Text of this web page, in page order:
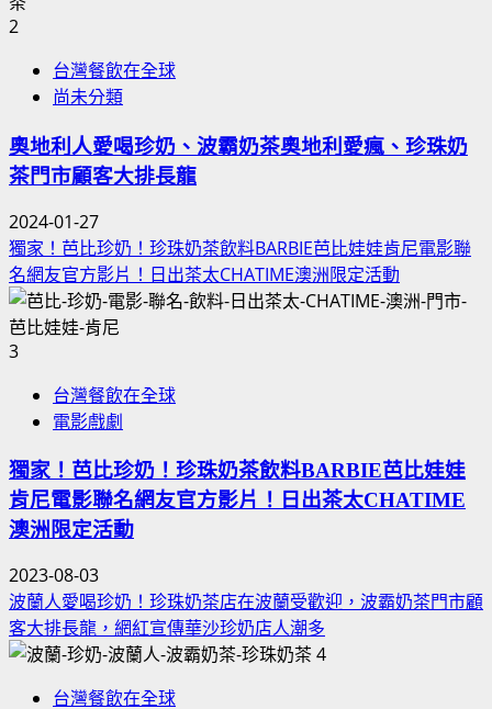
2
台灣餐飲在全球
尚未分類
奧地利人愛喝珍奶、波霸奶茶奧地利愛瘋、珍珠奶
茶門市顧客大排長龍
2024-01-27
獨家！芭比珍奶！珍珠奶茶飲料BARBIE芭比娃娃肯尼電影聯
名網友官方影片！日出茶太CHATIME澳洲限定活動
3
台灣餐飲在全球
電影戲劇
獨家！芭比珍奶！珍珠奶茶飲料BARBIE芭比娃娃
肯尼電影聯名網友官方影片！日出茶太CHATIME
澳洲限定活動
2023-08-03
波蘭人愛喝珍奶！珍珠奶茶店在波蘭受歡迎，波霸奶茶門市顧
客大排長龍，網紅宣傳華沙珍奶店人潮多
4
台灣餐飲在全球